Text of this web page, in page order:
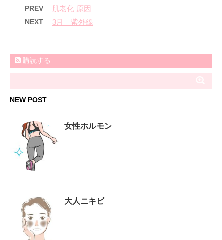
PREV 肌老化 原因
NEXT 3月 紫外線
購読する
NEW POST
女性ホルモン
大人ニキビ